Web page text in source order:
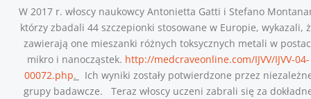
W 2017 r. włoscy naukowcy Antonietta Gatti i Stefano
którzy zbadali 44 szczepionki stosowane w Europie, wykazali,
zawierają one mieszanki różnych toksycznych metali w
mikro i nanocząstek. http://medcraveonline.com/IJVV/IJVV-04-
00072.php.
Ich wyniki zostały potwierdzone przez
grupy badawcze. Teraz włoscy uczeni zabrali się za